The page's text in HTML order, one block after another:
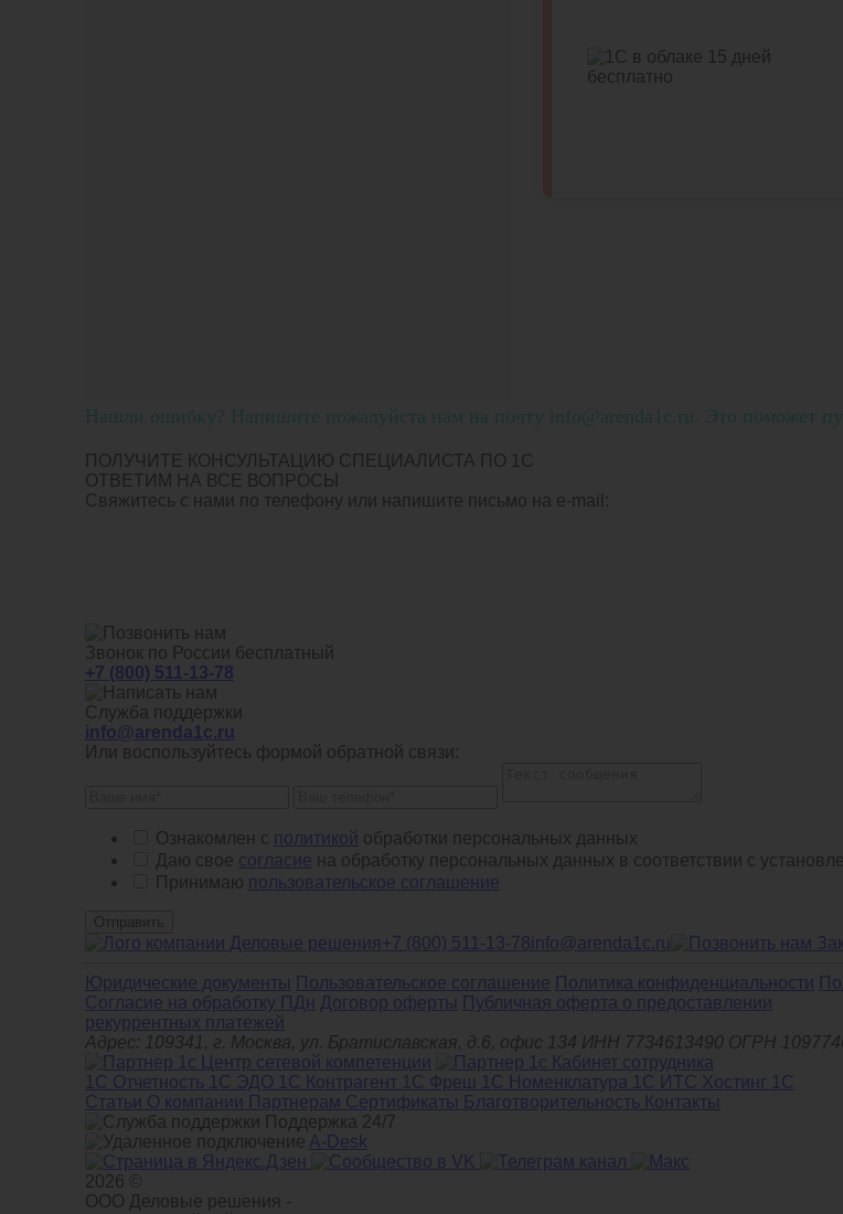
Нашли ошибку? Напишите пожалуйста нам на почту info@arenda1c.ru. Это поможет
ПОЛУЧИТЕ КОНСУЛЬТАЦИЮ СПЕЦИАЛИСТА ПО 1С
ОТВЕТИМ НА ВСЕ ВОПРОСЫ
Свяжитесь с нами по телефону или напишите письмо на e-mail:
Звонок по России бесплатный
+7 (800) 511-13-78
Служба поддержки
info@arenda1c.ru
Или воспользуйтесь формой обратной связи:
Ознакомлен с политикой обработки персональных данных
Даю свое согласие на обработку персональных данных в соответствии с
Принимаю пользовательское соглашение
Отправить
+7 (800) 511-13-78info@arenda1c.ru
Юридические документы Пользовательское соглашение Политика конфиденциальности
Cогласие на обработку ПДн Договор оферты Публичная оферта о предоставлении
рекуррентных платежей
Адрес: 109341, г. Москва, ул. Братиславская, д.6, офис 134 ИНН 7734613490 ОГРН
1С Отчетность 1С ЭДО 1С Контрагент 1С Фреш 1С Номенклатура 1С ИТС Хостинг 1С
Статьи О компании Партнерам Сертификаты Благотворительность Контакты
Поддержка 24/7
A-Desk
2026 ©
ООО Деловые решения -